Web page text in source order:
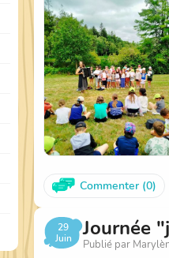
La randonnée a
de chez eux. C'est
distribué. Par
l'histoire de l'étang,
Déjà, l'heure de
Un grand merci à
Bernard et Marité.
Commenter (0)
29
Juin
Journée
Publié par